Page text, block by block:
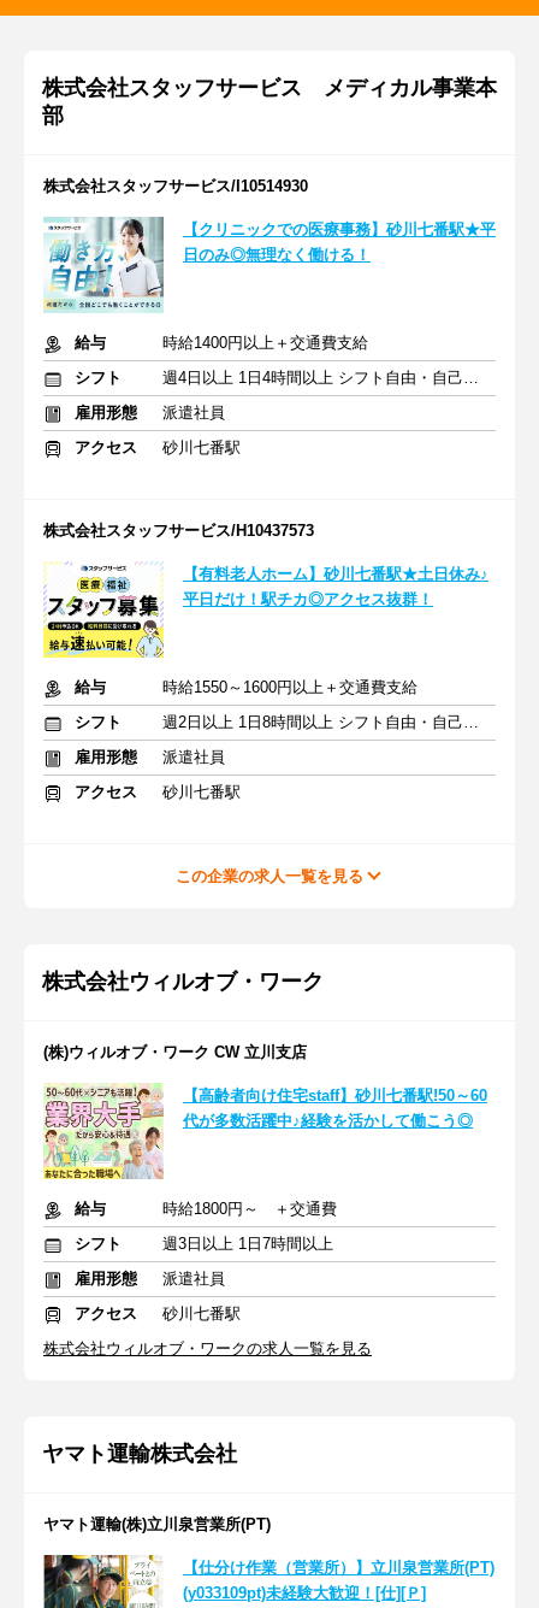
株式会社スタッフサービス メディカル事業本
部
株式会社スタッフサービス/I10514930
【クリニックでの医療事務】砂川七番駅★平
日のみ◎無理なく働ける！
給与
時給1400円以上＋交通費支給
シフト
週4日以上 1日4時間以上 シフト自由・自己申告
雇用形態
派遣社員
アクセス
砂川七番駅
株式会社スタッフサービス/H10437573
【有料老人ホーム】砂川七番駅★土日休み♪
平日だけ！駅チカ◎アクセス抜群！
給与
時給1550～1600円以上＋交通費支給
シフト
週2日以上 1日8時間以上 シフト自由・自己申告
雇用形態
派遣社員
アクセス
砂川七番駅
この企業の求人一覧を見る
株式会社ウィルオブ・ワーク
(株)ウィルオブ・ワーク CW 立川支店
【高齢者向け住宅staff】砂川七番駅!50～60
代が多数活躍中♪経験を活かして働こう◎
給与
時給1800円～ ＋交通費
シフト
週3日以上 1日7時間以上
雇用形態
派遣社員
アクセス
砂川七番駅
株式会社ウィルオブ・ワークの求人一覧を見る
ヤマト運輸株式会社
ヤマト運輸(株)立川泉営業所(PT)
【仕分け作業（営業所）】立川泉営業所(PT)
(y033109pt)未経験大歓迎！[仕][Ｐ]